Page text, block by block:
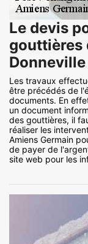
Le devis
gouttières
Les travaux
être précédés de
documents. En
un document
des gouttières, il
réaliser les
Amiens Germain
de payer de
site web pour les